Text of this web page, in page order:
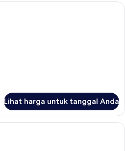
Kamar Double Superior | Minibar,
Lihat harga untuk tanggal Anda
Kamar Triple Eksekutif | Minibar,